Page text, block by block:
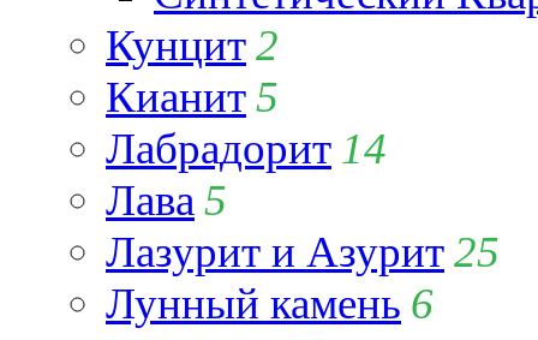
Кунцит2
Кианит5
Лабрадорит 14
Лава 5
Лазурит и Азурит25
Лунный камень 6